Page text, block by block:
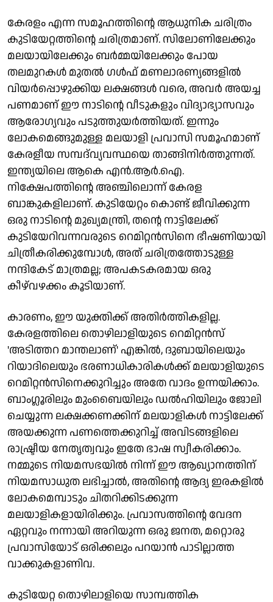
കേരളം എന്ന സമൂഹത്തിന്റെ ആധുനിക ചരിത്രം
കുടിയേറ്റത്തിന്റെ ചരിത്രമാണ്. സിലോണിലേക്കും
മലയായിലേക്കും ബർമ്മയിലേക്കും പോയ
തലമുറകൾ മുതൽ ഗൾഫ് മണലാരണ്യങ്ങളിൽ
വിയർപ്പൊഴുക്കിയ ലക്ഷങ്ങൾ വരെ, അവർ അയച്ച
പണമാണ് ഈ നാടിന്റെ വീടുകളും വിദ്യാഭ്യാസവും
ആരോഗ്യവും പടുത്തുയർത്തിയത്. ഇന്നും
ലോകമെങ്ങുമുള്ള മലയാളി പ്രവാസി സമൂഹമാണ്
കേരളീയ സമ്പദ്‌വ്യവസ്ഥയെ താങ്ങിനിർത്തുന്നത്.
ഇന്ത്യയിലെ ആകെ എൻ.ആർ.ഐ.
നിക്ഷേപത്തിന്റെ അഞ്ചിലൊന്ന് കേരള
ബാങ്കുകളിലാണ്. കുടിയേറ്റം കൊണ്ട് ജീവിക്കുന്ന
ഒരു നാടിന്റെ മുഖ്യമന്ത്രി, തന്റെ നാട്ടിലേക്ക്
കുടിയേറിവന്നവരുടെ റെമിറ്റൻസിനെ ഭീഷണിയായി
ചിത്രീകരിക്കുമ്പോൾ, അത് ചരിത്രത്തോടുള്ള
നന്ദികേട് മാത്രമല്ല; അപകടകരമായ ഒരു
കീഴ്‌വഴക്കം കൂടിയാണ്.
കാരണം, ഈ യുക്തിക്ക് അതിർത്തികളില്ല.
കേരളത്തിലെ തൊഴിലാളിയുടെ റെമിറ്റൻസ്
'അടിത്തറ മാന്തലാണ്' എങ്കിൽ, ദുബായിലെയും
റിയാദിലെയും ഭരണാധികാരികൾക്ക് മലയാളിയുടെ
റെമിറ്റൻസിനെക്കുറിച്ചും അതേ വാദം ഉന്നയിക്കാം.
ബാംഗ്ലൂരിലും മുംബൈയിലും ഡൽഹിയിലും ജോലി
ചെയ്യുന്ന ലക്ഷക്കണക്കിന് മലയാളികൾ നാട്ടിലേക്ക്
അയക്കുന്ന പണത്തെക്കുറിച്ച് അവിടങ്ങളിലെ
രാഷ്ട്രീയ നേതൃത്വവും ഇതേ ഭാഷ സ്വീകരിക്കാം.
നമ്മുടെ നിയമസഭയിൽ നിന്ന് ഈ ആഖ്യാനത്തിന്
നിയമസാധുത ലഭിച്ചാൽ, അതിന്റെ ആദ്യ ഇരകളിൽ
ലോകമെമ്പാടും ചിതറിക്കിടക്കുന്ന
മലയാളികളായിരിക്കും. പ്രവാസത്തിന്റെ വേദന
ഏറ്റവും നന്നായി അറിയുന്ന ഒരു ജനത, മറ്റൊരു
പ്രവാസിയോട് ഒരിക്കലും പറയാൻ പാടില്ലാത്ത
വാക്കുകളാണിവ.
കുടിയേറ്റ തൊഴിലാളിയെ സാമ്പത്തിക